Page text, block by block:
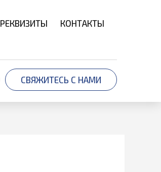
РЕКВИЗИТЫ КОНТАКТЫ
СВЯЖИТЕСЬ С НАМИ